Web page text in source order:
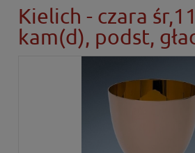
Kielich - czara
kam(d), podst,